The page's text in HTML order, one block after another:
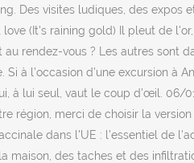
visites ludiques, des expos
(It's raining gold) Il pleut de
rendez-vous ? Les autres sont
à l’occasion d’une excursion à
à lui seul, vaut le coup d’œil.
région, merci de choisir la
dans l'UE : l'essentiel de
maison, des taches et des